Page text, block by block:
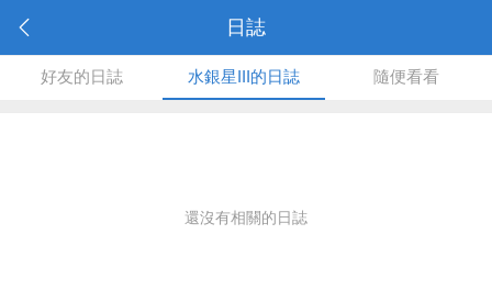
日誌
好友的日誌 水銀星III的日誌 隨便看看
還沒有相關的日誌